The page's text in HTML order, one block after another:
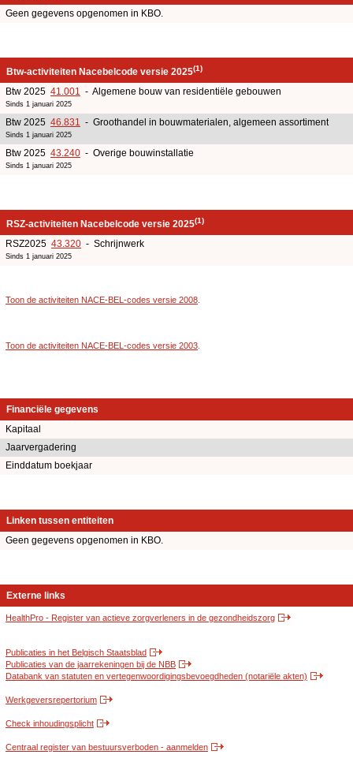
Geen gegevens opgenomen in KBO.
Btw-activiteiten Nacebelcode versie 2025(1)
Btw 2025 41.001 - Algemene bouw van residentiële gebouwen
Sinds 1 januari 2025
Btw 2025 46.831 - Groothandel in bouwmaterialen, algemeen assortiment
Sinds 1 januari 2025
Btw 2025 43.240 - Overige bouwinstallatie
Sinds 1 januari 2025
RSZ-activiteiten Nacebelcode versie 2025(1)
RSZ2025 43.320 - Schrijnwerk
Sinds 1 januari 2025
Toon de activiteiten NACE-BEL-codes versie 2008
Toon de activiteiten NACE-BEL-codes versie 2003
Financiële gegevens
Kapitaal
Jaarvergadering
Einddatum boekjaar
Linken tussen entiteiten
Geen gegevens opgenomen in KBO.
Externe links
HealthPro - Register van actieve zorgverleners in de gezondheidszorg
Publicaties in het Belgisch Staatsblad
Publicaties van de jaarrekeningen bij de NBB
Databank van statuten en vertegenwoordigingsbevoegdheden (notariële akten)
Werkgeversrepertorium
Check inhoudingsplicht
Centraal register van bestuursverboden - aanmelden